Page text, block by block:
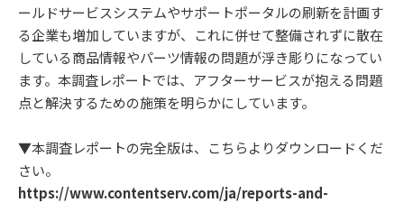
ールドサービスシステムやサポートポータルの刷新を計画す
る企業も増加していますが、これに併せて整備されずに散在
している商品情報やパーツ情報の問題が浮き彫りになってい
ます。本調査レポートでは、アフターサービスが抱える問題
点と解決するための施策を明らかにしています。
▼本調査レポートの完全版は、こちらよりダウンロードくだ
さい。
https://www.contentserv.com/ja/reports-and-